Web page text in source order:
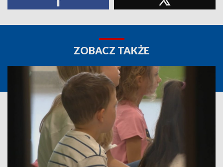
ZOBACZ TAKŻE